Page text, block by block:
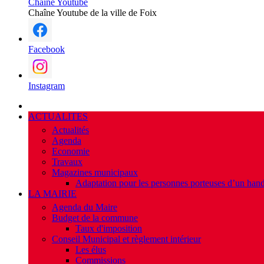
Chaîne Youtube
Chaîne Youtube de la ville de Foix
Facebook
Instagram
ACTUALITES
Actualités
Agenda
Economie
Travaux
Magazines municipaux
Adaptation pour les personnes porteuses d’un
LA MAIRIE
Agenda du Maire
Budget de la commune
Taux d'imposition
Conseil Municipal et règlement intérieur
Les élus
Commissions